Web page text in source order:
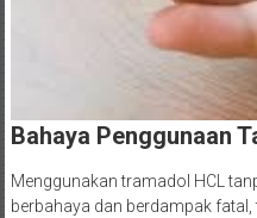
Bahaya Penggunaan
Menggunakan tramadol HCL
berbahaya dan berdampak fatal,